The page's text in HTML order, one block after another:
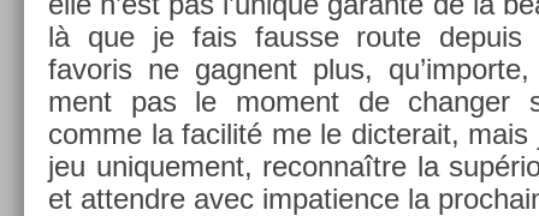
là que je fais faus­se route de­puis
favoris ne gag­nent plus,
ment pas le mo­ment de chang­er
comme la facilité me le di­cterait, mais
jeu uni­que­ment, re­con­naître la
et at­tendre avec im­pati­ence la